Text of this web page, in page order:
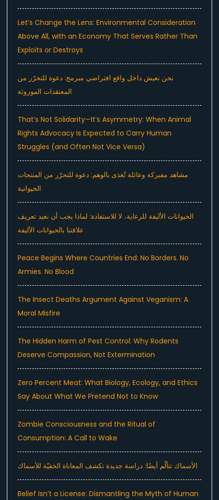
Let’s Change the Lens: Environmental Consideration
Above All, with an Economy That Serves Rather Than
Exploits or Destroys
نحن نعيش داخل واقع افتراضي مبرمج: دعوة للتحرّر من
المعتقدات الموروثة
That’s Not Solidarity—It’s Asymmetry: When Animal
Rights Advocacy Is Expected to Carry Human
Struggles (and Often Not Vice Versa)
مشاهد مفبركة وعائلة تُغذى بالوهم: دعوة للتحرّر من المنتجات
الحيوانية
الحيوانات الأليفة للرعاية، لا للاستفادة: لماذا يجب أن نعيد تعريف
علاقتنا بالحيوانات الأليفة
Peace Begins Where Countries End: No Borders. No
Armies. No Blood
The Insect Deaths Argument Against Veganism: A
Moral Misfire
The Hidden Harm of Pest Control: Why Rodents
Deserve Compassion, Not Extermination
Zero Percent Meat: What Biology, Ecology, and Ethics
Say About What We Pretend Not to Know
Zombie Consciousness and the Ritual of
Consumption: A Call to Wake
الأسماك تتألّم أيضًا: دراسة جديدة تكشف المعاناة الخفيّة للأسماك
Belief Isn’t a License: Dismantling the Myth of Human